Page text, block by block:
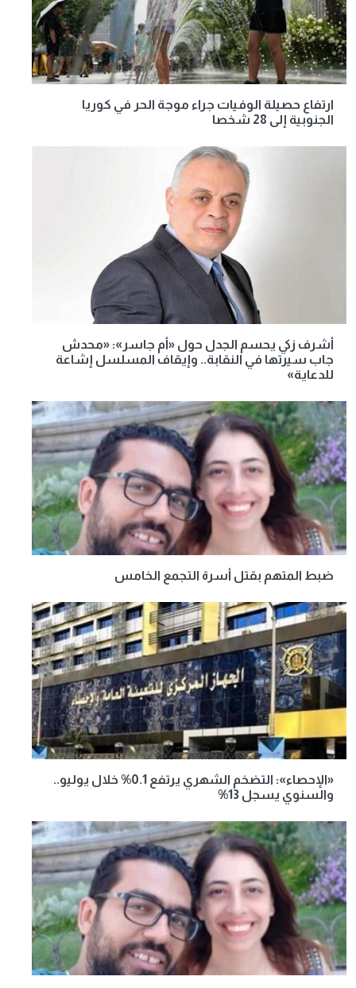
ارتفاع حصيلة الوفيات جراء موجة الحر في كوريا
الجنوبية إلى 28 شخصا
أشرف زكي يحسم الجدل حول «أم جاسر»: «محدش
جاب سيرتها في النقابة.. وإيقاف المسلسل إشاعة
للدعاية»
ضبط المتهم بقتل أسرة التجمع الخامس
«الإحصاء»: التضخم الشهري يرتفع 0.1% خلال يوليو..
والسنوي يسجل 13%